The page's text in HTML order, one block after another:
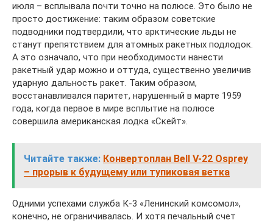
июля – всплывала почти точно на полюсе. Это было не
просто достижение: таким образом советские
подводники подтвердили, что арктические льды не
станут препятствием для атомных ракетных подлодок.
А это означало, что при необходимости нанести
ракетный удар можно и оттуда, существенно увеличив
ударную дальность ракет. Таким образом,
восстанавливался паритет, нарушенный в марте 1959
года, когда первое в мире всплытие на полюсе
совершила американская лодка «Скейт».
Читайте также: Конвертоплан Bell V-22 Osprey
– прорыв к будущему или тупиковая ветка
Одними успехами служба К-3 «Ленинский комсомол»,
конечно, не ограничивалась. И хотя печальный счет